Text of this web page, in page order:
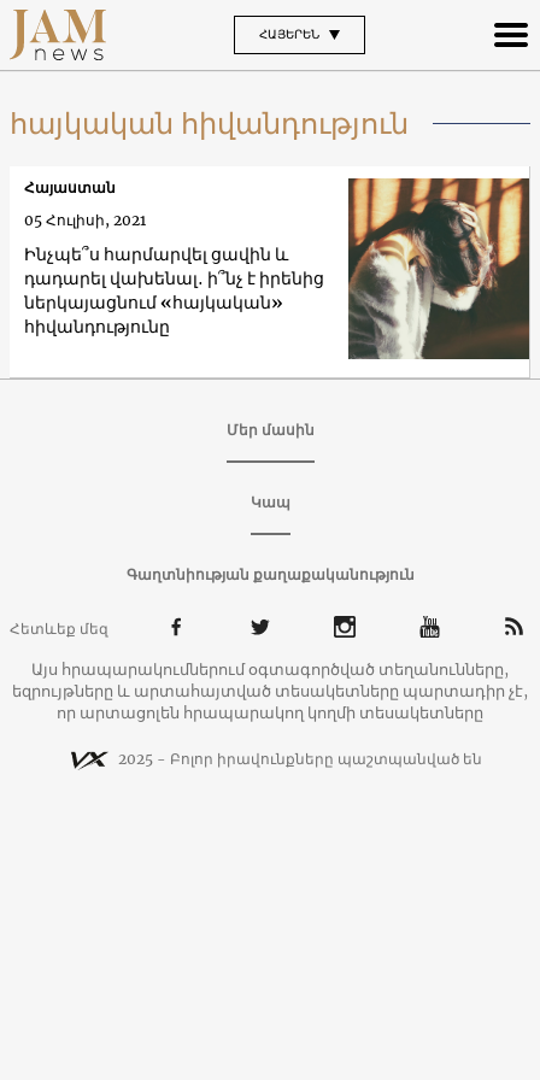
ՀԱՅԵՐԵՆ
հայկական հիվանդություն
Ինչպե՞ս հարմարվել ցավին և
դադարել վախենալ․ ի՞նչ է իրենից
ներկայացնում «հայկական»
հիվանդությունը
Հայաստան
05 Հուլիսի, 2021
Մեր մասին
Կապ
Գաղտնիության քաղաքականություն
Հետևեք մեզ
Այս հրապարակումներում օգտագործված տեղանունները,
եզրույթները և արտահայտված տեսակետները պարտադիր չէ,
որ արտացոլեն հրապարակող կողմի տեսակետները
2025 - Բոլոր իրավունքները պաշտպանված են